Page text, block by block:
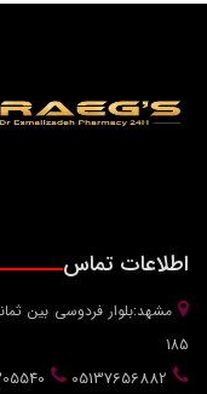
اطلاعات تماس
مشهد:بلوار فردوسی بین
185
05137656882